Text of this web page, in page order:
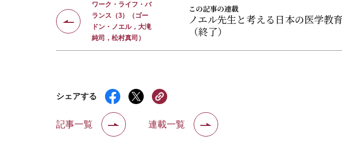
この記事の連載
ノエル先生と考える日本の医学教育
（終了）
ワーク・ライフ・バ
ランス（3）（ゴー
ドン・ノエル，大滝
純司，松村真司）
シェアする
記事一覧 連載一覧